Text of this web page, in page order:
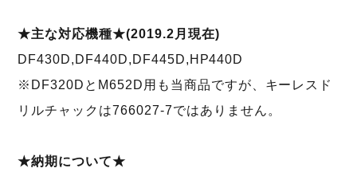
★主な対応機種★(2019.2月現在)
DF430D,DF440D,DF445D,HP440D
※DF320DとM652D用も当商品ですが、キーレスド
リルチャックは766027‐7ではありません。
★納期について★